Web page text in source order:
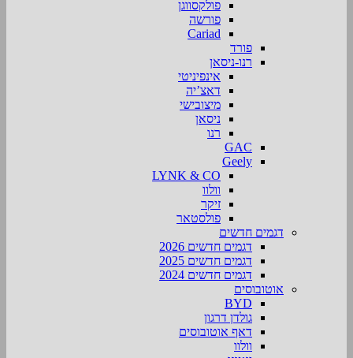
פולקסווגן
פורשה
Cariad
פורד
רנו-ניסאן
אינפיניטי
דאצ’יה
מיצובישי
ניסאן
רנו
GAC
Geely
LYNK & CO
וולוו
זיקר
פולסטאר
דגמים חדשים
דגמים חדשים 2026
דגמים חדשים 2025
דגמים חדשים 2024
אוטובוסים
BYD
גולדן דרגון
דאף אוטובוסים
וולוו